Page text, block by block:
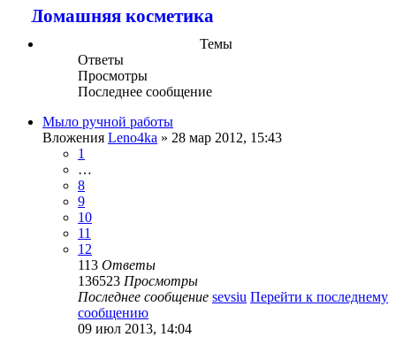
Домашняя косметика
Темы
Ответы
Просмотры
Последнее сообщение
Мыло ручной работы
Вложения Leno4ka » 28 мар 2012, 15:43
1
…
8
9
10
11
12
113 Ответы
136523 Просмотры
Последнее сообщение sevsiu Перейти к последнему
сообщению
09 июл 2013, 14:04